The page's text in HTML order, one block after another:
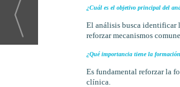
¿Cuál es el objetivo principal del
El análisis busca identificar
reforzar mecanismos
¿Qué importancia tiene la
Es fundamental reforzar la
clínica.